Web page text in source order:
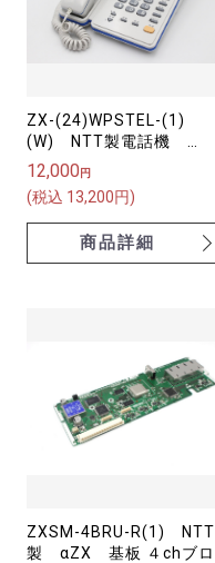
ZX-(24)WPSTEL-(1)
(W) NTT製電話機
αZX 24ボタンスター防
水電話機【中古】
12,000 円
(税込 13,200円)
商品詳細
ZXSM-4BRU-R(1) NTT
製 αZX 基板 ４chブロ